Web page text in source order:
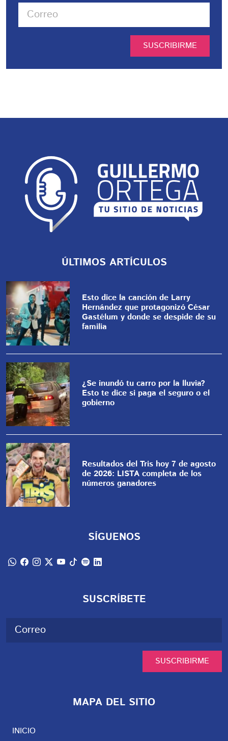
SUSCRIBIRME
ÚLTIMOS ARTÍCULOS
Esto dice la canción de Larry
Hernández que protagonizó César
Gastélum y donde se despide de su
familia
¿Se inundó tu carro por la lluvia?
Esto te dice si paga el seguro o el
gobierno
Resultados del Tris hoy 7 de agosto
de 2026: LISTA completa de los
números ganadores
SÍGUENOS
SUSCRÍBETE
SUSCRIBIRME
MAPA DEL SITIO
INICIO